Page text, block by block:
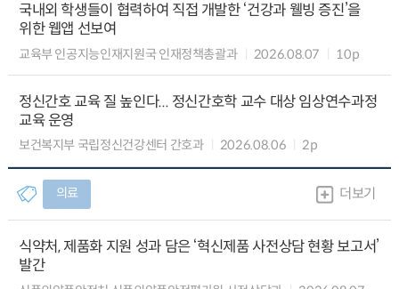
국내외 학생들이 협력하여 직접 개발한 ‘건강과 웰빙 증진’을
위한 웹앱 선보여
교육부 인공지능인재지원국 인재정책총괄과 2026.08.07 10p
정신간호 교육 질 높인다... 정신간호학 교수 대상 임상연수과정
교육 운영
보건복지부 국립정신건강센터 간호과 2026.08.06 2p
의료 더보기
식약처, 제품화 지원 성과 담은 ‘혁신제품 사전상담 현황 보고서’
발간